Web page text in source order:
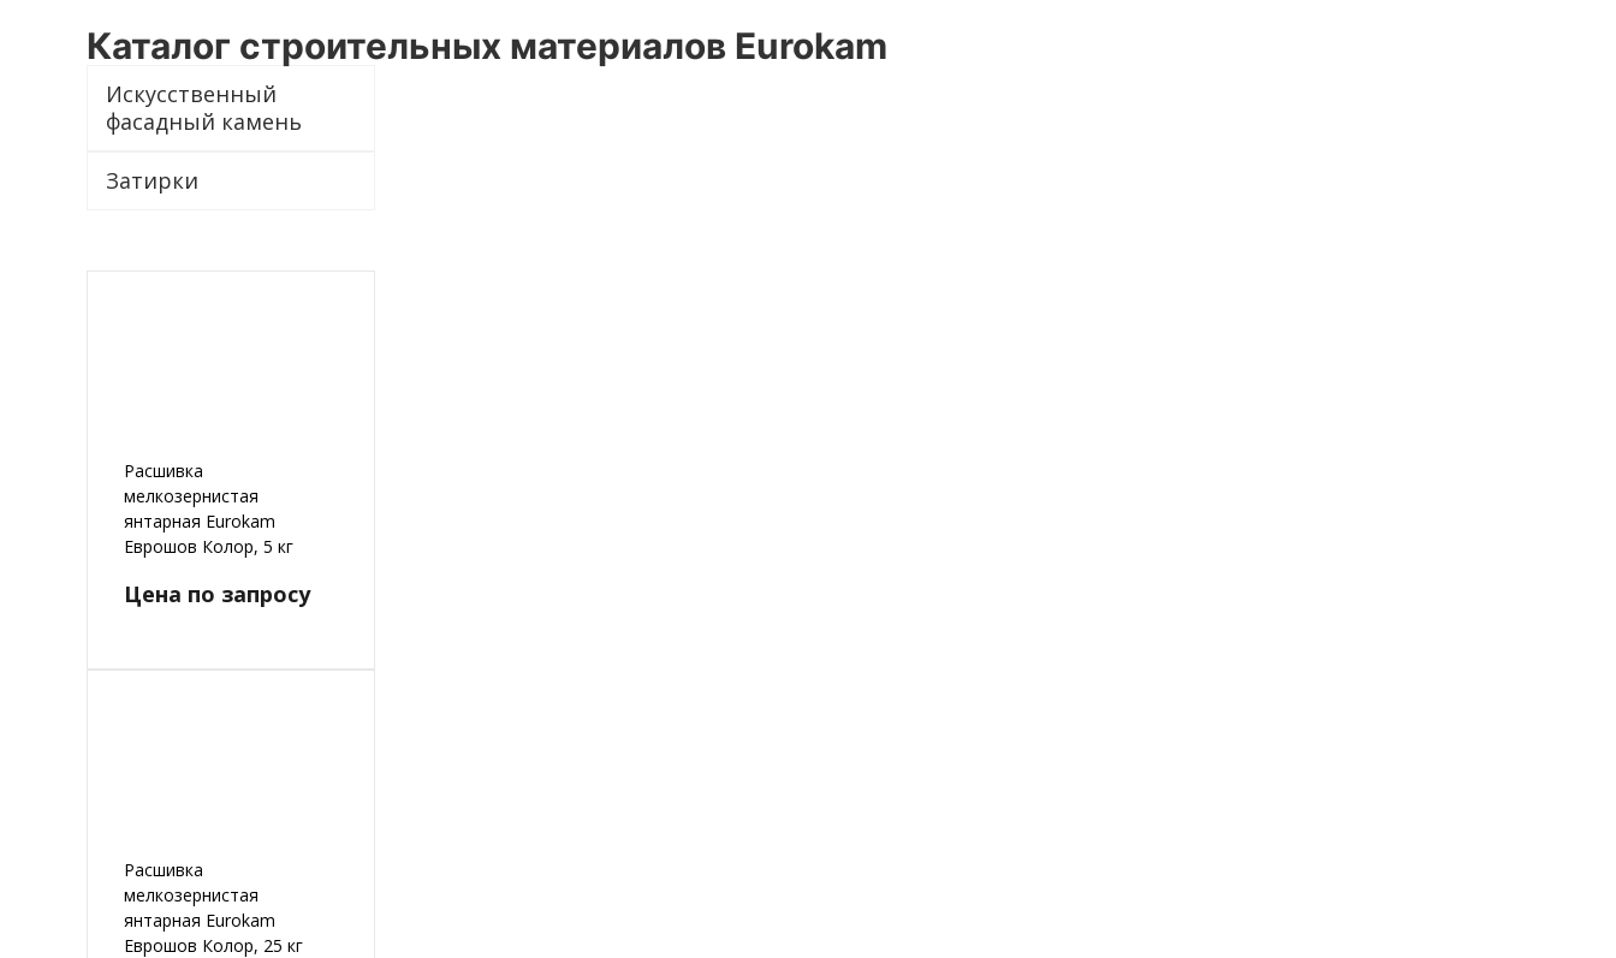
Каталог строительных материалов Eurokam
Искусственный
фасадный камень
Затирки
Расшивка
мелкозернистая
янтарная Eurokam
Еврошов Колор, 5 кг
Цена по запросу
Расшивка
мелкозернистая
янтарная Eurokam
Еврошов Колор, 25 кг